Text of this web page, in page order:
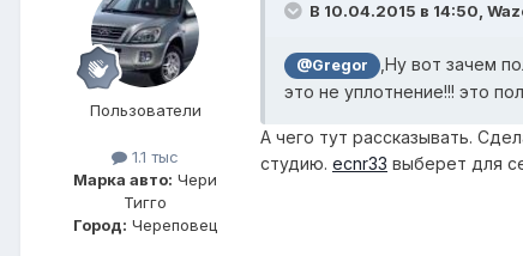
Пользователи
1.1 тыс
Марка авто: Чери
Тигго
Город: Череповец
В 10.04.2015 в 14:50,
@Gregor
,Ну вот зачем
это не уплотнение!!! это
А чего тут рассказывать.
студию. ecnr33 выберет для